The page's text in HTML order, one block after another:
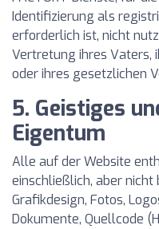
Identifizierung als
erforderlich ist, nicht
Vertretung ihres Vaters,
oder ihres gesetzlichen
5. Geistiges
Eigentum
Alle auf der Website
einschließlich, aber nicht
Grafikdesign, Fotos,
Dokumente, Quellcode